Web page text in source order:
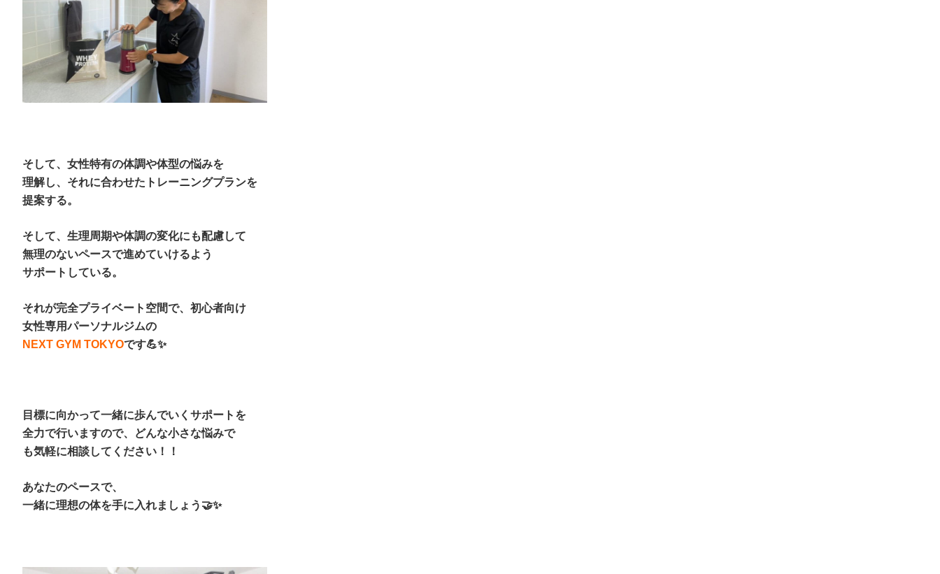
そして、女性特有の体調や体型の悩みを
理解し、 それに合わせたトレーニングプランを
提案する。
そして、生理周期や体調の変化にも配慮して
無理のないペースで進めていけるよう
サポートしている。
それが完全プライベート空間で、初心者向け
女性専用パーソナルジムの
NEXT GYM TOKYOです💪✨
目標に向かって一緒に歩んでいくサポートを
全力で行いますので、どんな小さな悩みで
も気軽に相談してください！！
あなたのペースで、
一緒に理想の体を手に入れましょう🤝✨